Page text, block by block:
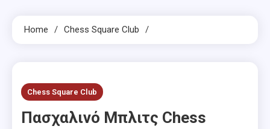
Home Chess Square Club
Chess Square Club
Πασχαλινό Μπλιτς Chess